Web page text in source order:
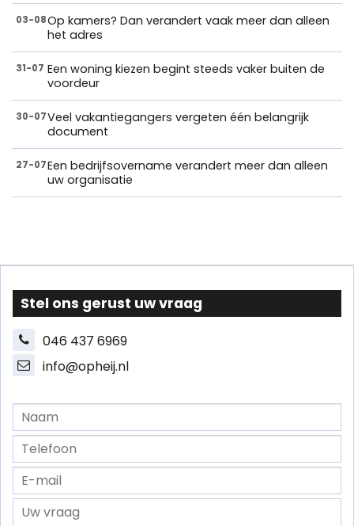
03-08Op kamers? Dan verandert vaak meer dan alleen
het adres
31-07 Een woning kiezen begint steeds vaker buiten de
voordeur
30-07Veel vakantiegangers vergeten één belangrijk
document
27-07Een bedrijfsovername verandert meer dan alleen
uw organisatie
Stel ons gerust uw vraag
046 437 6969
info@opheij.nl